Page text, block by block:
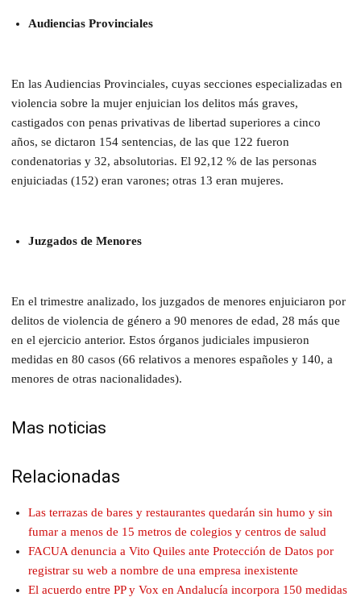
Audiencias Provinciales
En las Audiencias Provinciales, cuyas secciones especializadas en
violencia sobre la mujer enjuician los delitos más graves,
castigados con penas privativas de libertad superiores a cinco
años, se dictaron 154 sentencias, de las que 122 fueron
condenatorias y 32, absolutorias. El 92,12 % de las personas
enjuiciadas (152) eran varones; otras 13 eran mujeres.
Juzgados de Menores
En el trimestre analizado, los juzgados de menores enjuiciaron por
delitos de violencia de género a 90 menores de edad, 28 más que
en el ejercicio anterior. Estos órganos judiciales impusieron
medidas en 80 casos (66 relativos a menores españoles y 140, a
menores de otras nacionalidades).
Mas noticias
Relacionadas
Las terrazas de bares y restaurantes quedarán sin humo y sin
fumar a menos de 15 metros de colegios y centros de salud
FACUA denuncia a Vito Quiles ante Protección de Datos por
registrar su web a nombre de una empresa inexistente
El acuerdo entre PP y Vox en Andalucía incorpora 150 medidas